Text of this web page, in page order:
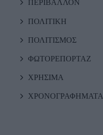
ΠΕΡΙΒΑΛΛΟΝ
ΠΟΛΙΤΙΚΗ
ΠΟΛΙΤΙΣΜΟΣ
ΦΩΤΟΡΕΠΟΡΤΑΖ
ΧΡΗΣΙΜΑ
ΧΡΟΝΟΓΡΑΦΗΜΑΤΑ